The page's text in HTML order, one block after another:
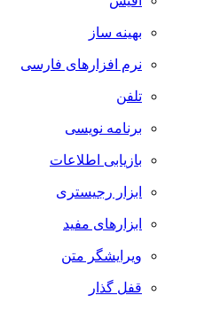
بهینه ساز
نرم افزارهای فارسی
تلفن
برنامه نویسی
بازیابی اطلاعات
ابزار رجیستری
ابزارهای مفید
ویرایشگر متن
قفل گذار